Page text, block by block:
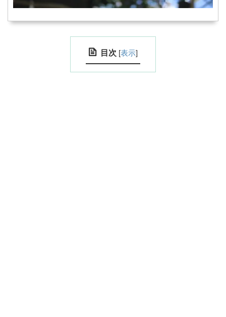
目次 [表示]